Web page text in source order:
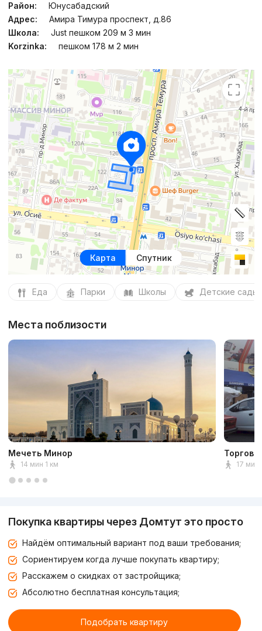
Район:
Юнусабадский
Адрес:
Амира Тимура проспект, д.86
Школа:
Just пешком 209 м 3 мин
Korzinka:
пешком 178 м 2 мин
Карта Спутник
Еда Парки Школы Детские сады
Места поблизости
Мечеть Минор
14 мин 1 км 17 мин
Покупка квартиры через Домтут это просто
Найдём оптимальный вариант под ваши требования;
Сориентируем когда лучше покупать квартиру;
Расскажем о скидках от застройщика;
Абсолютно бесплатная консультация;
Подобрать квартиру